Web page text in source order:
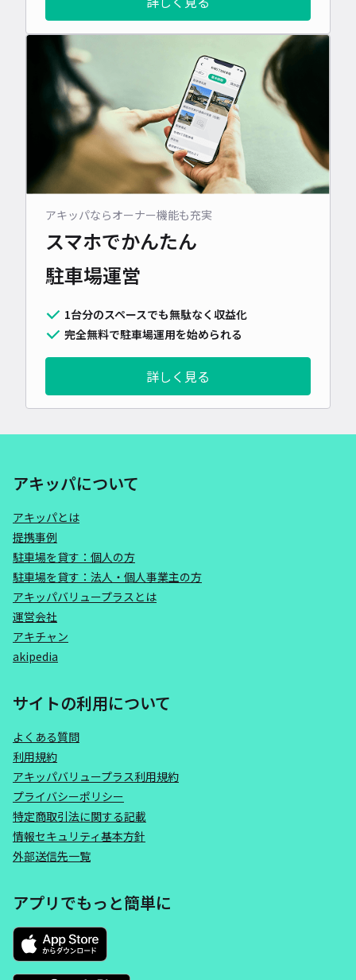
アキッパならオーナー機能も充実
スマホでかんたん
駐車場運営
1台分のスペースでも無駄なく収益化
完全無料で駐車場運用を始められる
詳しく見る
アキッパについて
アキッパとは
提携事例
駐車場を貸す：個人の方
駐車場を貸す：法人・個人事業主の方
アキッパバリュープラスとは
運営会社
アキチャン
akipedia
サイトの利用について
よくある質問
利用規約
アキッパバリュープラス利用規約
プライバシーポリシー
特定商取引法に関する記載
情報セキュリティ基本方針
外部送信先一覧
アプリでもっと簡単に